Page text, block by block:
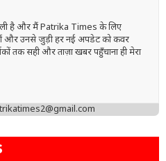
है और मैं Patrika Times के लिए
और उनसे जुड़ी हर नई अपडेट को कवर
तक सही और ताज़ा खबर पहुँचाना ही मेरा